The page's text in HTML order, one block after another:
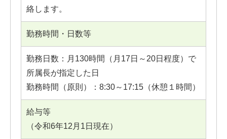
絡します。
勤務時間・日数等
勤務日数：月130時間（月17日～20日程度）で
所属長が指定した日
勤務時間（原則）：8:30～17:15（休憩１時間）
給与等
（令和6年12月1日現在）